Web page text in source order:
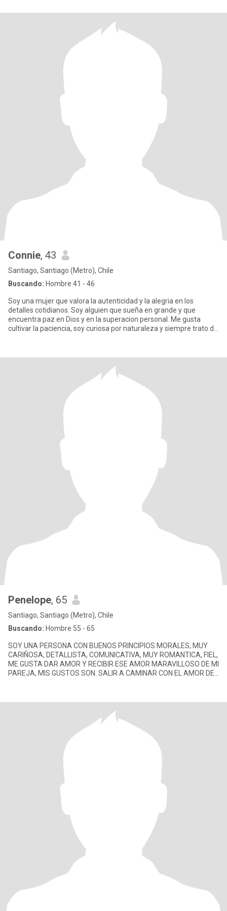
Connie, 43
Santiago, Santiago (Metro), Chile
Buscando: Hombre 41 - 46
Soy una mujer que valora la autenticidad y la alegria en los
detalles cotidianos. Soy alguien que sueña en grande y que
encuentra paz en Dios y en la superacion personal. Me gusta
cultivar la paciencia, soy curiosa por naturaleza y siempre trato de
Penelope, 65
Santiago, Santiago (Metro), Chile
Buscando: Hombre 55 - 65
SOY UNA PERSONA CON BUENOS PRINCIPIOS MORALES, MUY
CARIÑOSA, DETALLISTA, COMUNICATIVA, MUY ROMANTICA, FIEL,
ME GUSTA DAR AMOR Y RECIBIR ESE AMOR MARAVILLOSO DE MI
PAREJA, MIS GUSTOS SON: SALIR A CAMINAR CON EL AMOR DE